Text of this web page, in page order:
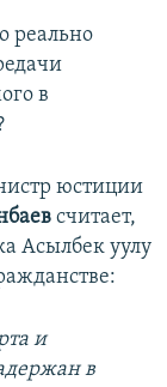
реально
в
юстиции
считает,
Асылбек уулу
и
в